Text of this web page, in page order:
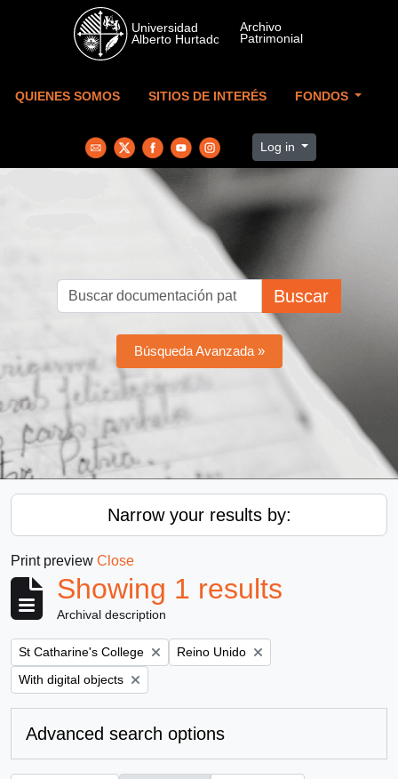
Skip to main content
QUIENES SOMOS SITIOS DE INTERÉS FONDOS
Log in
Buscar
Búsqueda Avanzada »
Narrow your results by:
Print preview Close
Showing 1 results
Archival description
Remove filter:
St Catharine's College Remove filter:
Reino Unido
Remove filter:
With digital objects
Advanced search options